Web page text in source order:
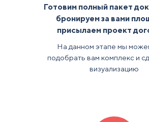
Готовим полный пакет
бронируем за вами
присылаем проект
На данном этапе мы
подобрать вам комплекс и
визуализацию